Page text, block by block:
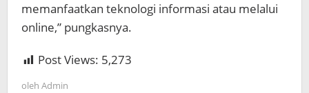
memanfaatkan teknologi informasi atau melalui
online,” pungkasnya.
Post Views: 5,273
oleh Admin